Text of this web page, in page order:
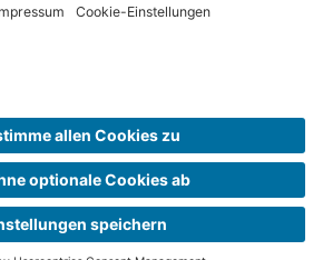
Forst GmbH